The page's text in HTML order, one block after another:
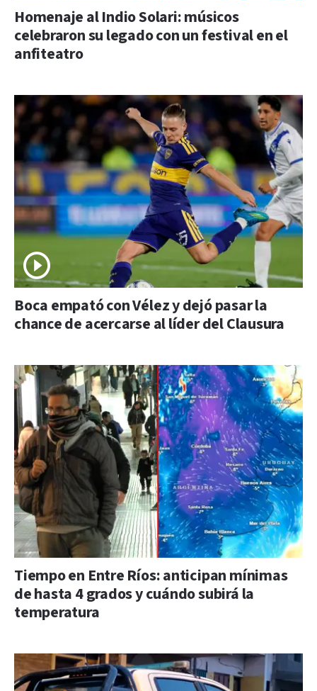
Homenaje al Indio Solari: músicos
celebraron su legado con un festival en el
anfiteatro
Boca empató con Vélez y dejó pasar la
chance de acercarse al líder del Clausura
Tiempo en Entre Ríos: anticipan mínimas
de hasta 4 grados y cuándo subirá la
temperatura